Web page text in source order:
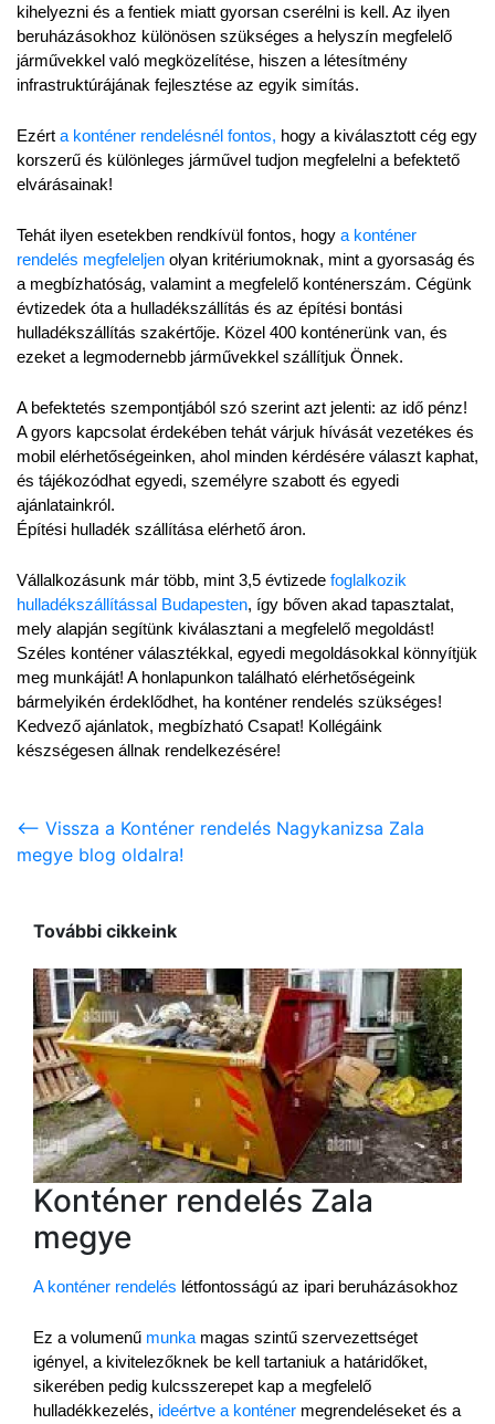
kihelyezni és a fentiek miatt gyorsan cserélni is kell. Az ilyen
beruházásokhoz különösen szükséges a helyszín megfelelő
járművekkel való megközelítése, hiszen a létesítmény
infrastruktúrájának fejlesztése az egyik simítás.
Ezért a konténer rendelésnél fontos, hogy a kiválasztott cég egy
korszerű és különleges járművel tudjon megfelelni a befektető
elvárásainak!
Tehát ilyen esetekben rendkívül fontos, hogy a konténer
rendelés megfeleljen olyan kritériumoknak, mint a gyorsaság és
a megbízhatóság, valamint a megfelelő konténerszám. Cégünk
évtizedek óta a hulladékszállítás és az építési bontási
hulladékszállítás szakértője. Közel 400 konténerünk van, és
ezeket a legmodernebb járművekkel szállítjuk Önnek.
A befektetés szempontjából szó szerint azt jelenti: az idő pénz!
A gyors kapcsolat érdekében tehát várjuk hívását vezetékes és
mobil elérhetőségeinken, ahol minden kérdésére választ kaphat,
és tájékozódhat egyedi, személyre szabott és egyedi
ajánlatainkról.
Építési hulladék szállítása elérhető áron.
Vállalkozásunk már több, mint 3,5 évtizede foglalkozik
hulladékszállítással Budapesten, így bőven akad tapasztalat,
mely alapján segítünk kiválasztani a megfelelő megoldást!
Széles konténer választékkal, egyedi megoldásokkal könnyítjük
meg munkáját! A honlapunkon található elérhetőségeink
bármelyikén érdeklődhet, ha konténer rendelés szükséges!
Kedvező ajánlatok, megbízható Csapat! Kollégáink
készségesen állnak rendelkezésére!
<-- Vissza a Konténer rendelés Nagykanizsa Zala
megye blog oldalra!
További cikkeink
Konténer rendelés Zala
megye
A konténer rendelés létfontosságú az ipari beruházásokhoz
Ez a volumenű munka magas szintű szervezettséget
igényel, a kivitelezőknek be kell tartaniuk a határidőket,
sikerében pedig kulcsszerepet kap a megfelelő
hulladékkezelés, ideértve a konténer megrendeléseket és a